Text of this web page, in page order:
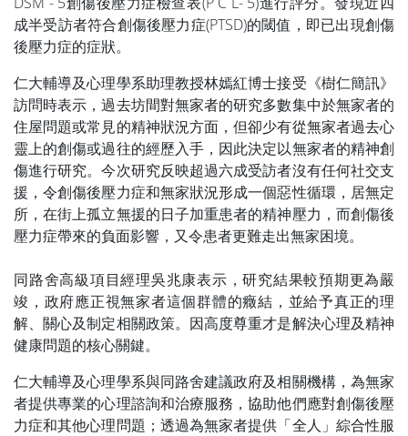
成半受訪者符合創傷後壓力症(PTSD)的閾值，即已出現創傷
後壓力症的症狀。
仁大輔導及心理學系助理教授林嫣紅博士接受《樹仁簡訊》
訪問時表示，過去坊間對無家者的研究多數集中於無家者的
住屋問題或常見的精神狀況方面，但卻少有從無家者過去心
靈上的創傷或過往的經歷入手，因此決定以無家者的精神創
傷進行研究。今次研究反映超過六成受訪者沒有任何社交支
援，令創傷後壓力症和無家狀況形成一個惡性循環，居無定
所，在街上孤立無援的日子加重患者的精神壓力，而創傷後
壓力症帶來的負面影響，又令患者更難走出無家困境。
同路舍高級項目經理吳兆康表示，研究結果較預期更為嚴
竣，政府應正視無家者這個群體的癥結，並給予真正的理
解、關心及制定相關政策。因高度尊重才是解決心理及精神
健康問題的核心關鍵。
仁大輔導及心理學系與同路舍建議政府及相關機構，為無家
者提供專業的心理諮詢和治療服務，協助他們應對創傷後壓
力症和其他心理問題；透過為無家者提供「全人」綜合性服